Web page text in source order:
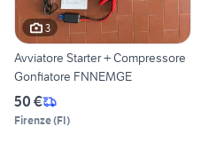
3
Avviatore Starter + Compressore
Gonfiatore FNNEMGE
50 €
Firenze(FI)